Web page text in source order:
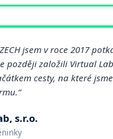
jsem v roce 2017
později založili Virtual
cesty, na které
s.r.o.